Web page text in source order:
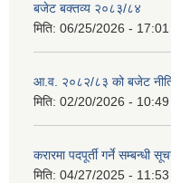
बजेट बक्तव्य २०८३/८४
मिति: 06/25/2026 - 17:01
आ.व. २०८२/८३ को बजेट नीति
मिति: 02/20/2026 - 10:49
करारमा पदपूर्ती गर्ने सम्बन्धी
मिति: 04/27/2025 - 11:53